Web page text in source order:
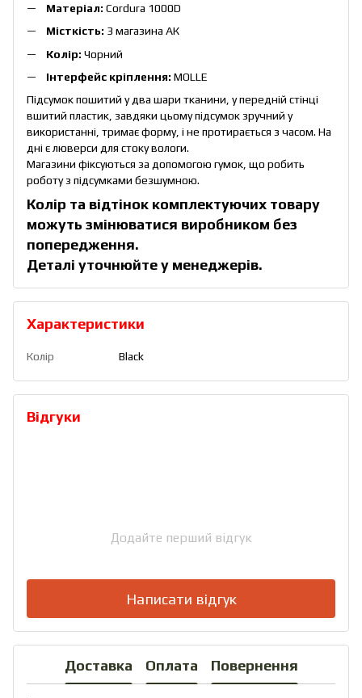
Матеріал: Cordura 1000D
Місткість: 3 магазина АК
Колір: Чорний
Інтерфейс кріплення: MOLLE
Підсумок пошитий у два шари тканини, у передній стінці
вшитий пластик, завдяки цьому підсумок зручний у
використанні, тримає форму, і не протирається з часом. На
дні є люверси для стоку вологи.
Магазини фіксуються за допомогою гумок, що робить
роботу з підсумками безшумною.
Колір та відтінок комплектуючих товару
можуть змінюватися виробником без
попередження.
Деталі уточнюйте у менеджерів.
Характеристики
Колір Black
Відгуки
Додайте перший відгук
Написати відгук
Доставка Оплата Повернення